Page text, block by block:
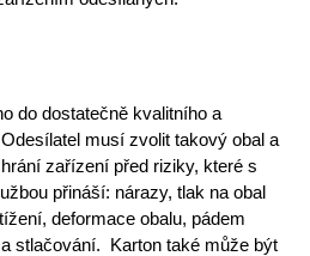
do dostatečně kvalitního a
musí zvolit takový obal a
zařízení před riziky, které s
přináší: nárazy, tlak na obal
deformace obalu, pádem
stlačování. Karton také může být